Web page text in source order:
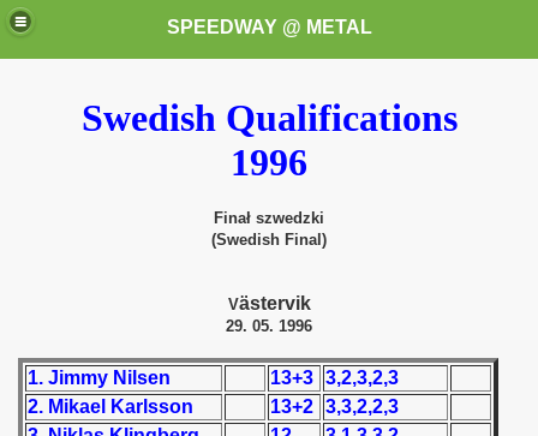
SPEEDWAY @ METAL
Swedish Qualifications
1996
Finał szwedzki
(Swedish Final)
Västervik
29. 05. 1996
1. Jimmy Nilsen 13+3 3,2,3,2,3
2. Mikael Karlsson
13+2 3,3,2,2,3
(My speedway programmes to exchange or sale)
Świata (World Speedway Championship)